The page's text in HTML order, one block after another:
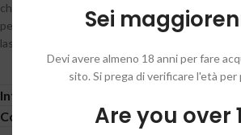
Sei
Devi avere almeno 18 anni per fare
sito. Si prega di verificare l'età per
Are you over
che emerge in modo deciso e armonioso,
perfetto tra freschezza e morbidezza. Il finale è
lasciando una sensazione di eleganza che invita
Informazioni aggiuntive
Condizioni generali / General conditions